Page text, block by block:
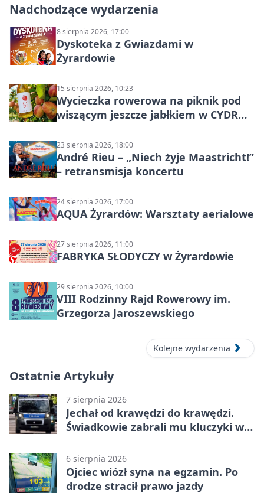
Nadchodzące wydarzenia
8 sierpnia 2026, 17:00
Dyskoteka z Gwiazdami w
Żyrardowie
15 sierpnia 2026, 10:23
Wycieczka rowerowa na piknik pod
wiszącym jeszcze jabłkiem w CYDR
23 sierpnia 2026, 18:00
André Rieu – „Niech żyje Maastricht!”
– retransmisja koncertu
24 sierpnia 2026, 17:00
AQUA Żyrardów: Warsztaty aerialowe
27 sierpnia 2026, 11:00
FABRYKA SŁODYCZY w Żyrardowie
29 sierpnia 2026, 10:00
VIII Rodzinny Rajd Rowerowy im.
Grzegorza Jaroszewskiego
Kolejne wydarzenia
Ostatnie Artykuły
7 sierpnia 2026
Jechał od krawędzi do krawędzi.
Świadkowie zabrali mu kluczyki w
6 sierpnia 2026
Ojciec wiózł syna na egzamin. Po
drodze stracił prawo jazdy